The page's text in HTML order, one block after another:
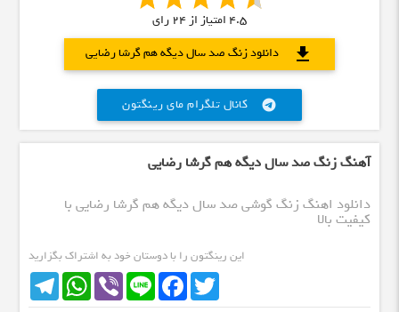
4.5 امتیاز از24رای
دانلود زنگ صد سال دیگه هم گرشا رضایی
download
کانال تلگرام مای رینگتون telegram
آهنگ زنگ صد سال دیگه هم گرشا رضایی
دانلود اهنگ زنگ گوشی صد سال دیگه هم گرشا رضایی با
کیفیت بالا
این رینگتون را با دوستان خود به اشتراک بگزارید
TelegramWhatsApp Viber Line
FacebookTwitter